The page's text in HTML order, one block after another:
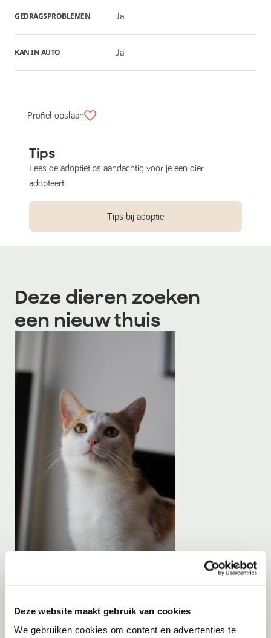
Deze website maakt gebruik van cookies
We gebruiken cookies om content en advertenties te
GEDRAGSPROBLEMEN Ja
KAN IN AUTO Ja
Profiel opslaan
Tips
Lees de adoptietips aandachtig voor je een dier
adopteert.
Tips bij adoptie
Deze dieren zoeken
een nieuw thuis